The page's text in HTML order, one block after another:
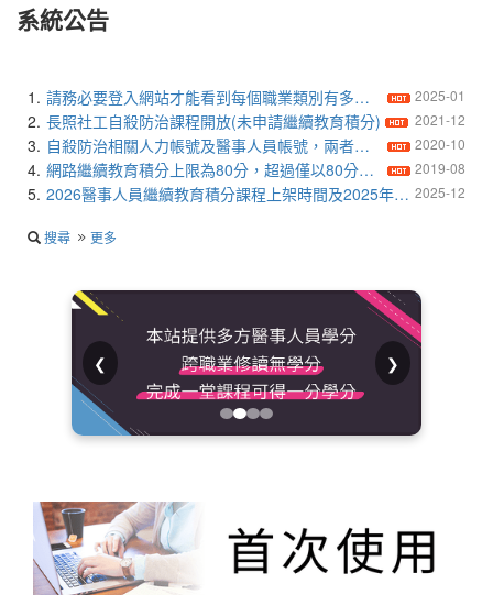
系統公告
1. 2025-01
請務必要登入網站才能看到每個職業類別有多少課程(若看不到課程請點本公告確認原因)
2.
2021-12
長照社工自殺防治課程開放(未申請繼續教育積分)
3.
2020-10
自殺防治相關人力帳號及醫事人員帳號，兩者不得通用
4.
2019-08
網路繼續教育積分上限為80分，超過僅以80分計算(2022/9/15更新)
5.
2025-12
2026醫事人員繼續教育積分課程上架時間及2025年舊課程下架時間
搜尋 更多
❮ ❯